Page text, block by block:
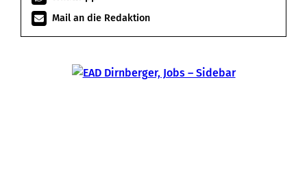
Mail an die Redaktion